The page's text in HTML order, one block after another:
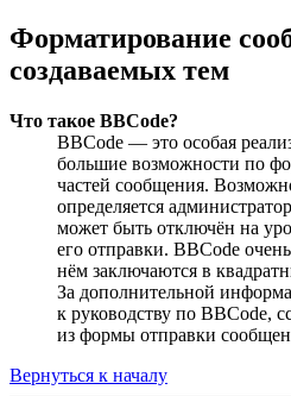
Форматирование
создаваемых тем
Что такое BBCode?
BBCode — это особая
большие возможности по
частей сообщения.
определяется
может быть отключён на
его отправки. BBCode
нём заключаются в
За дополнительной
к руководству по BBCode,
из формы отправки
Вернуться к началу